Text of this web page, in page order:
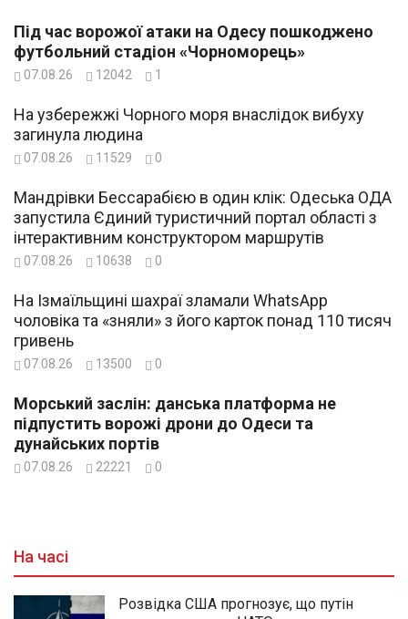
Під час ворожої атаки на Одесу пошкоджено
футбольний стадіон «Чорноморець»
07.08.26 12042 1
На узбережжі Чорного моря внаслідок вибуху
загинула людина
07.08.26 11529 0
Мандрівки Бессарабією в один клік: Одеська ОДА
запустила Єдиний туристичний портал області з
інтерактивним конструктором маршрутів
07.08.26 10638 0
На Ізмаїльщині шахраї зламали WhatsApp
чоловіка та «зняли» з його карток понад 110 тисяч
гривень
07.08.26 13500 0
Морський заслін: данська платформа не
підпустить ворожі дрони до Одеси та
дунайських портів
07.08.26 22221 0
На часі
Розвідка США прогнозує, що путін